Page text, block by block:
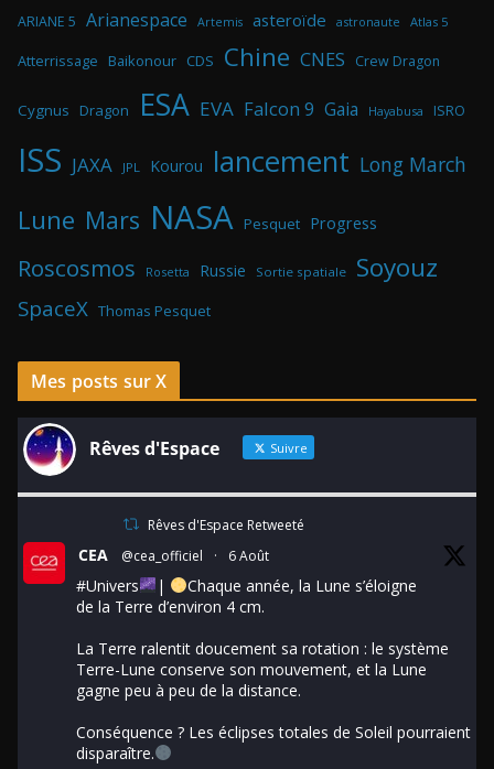
ARIANE 5 Arianespace Artemis asteroïde astronaute Atlas 5
Atterrissage Baikonour CDS Chine CNES Crew Dragon
Cygnus Dragon ESA EVA Falcon 9 Gaia Hayabusa ISRO
ISS JAXA JPL Kourou lancement Long March
Lune Mars NASA Pesquet Progress
Roscosmos Rosetta Russie Sortie spatiale Soyouz
SpaceX Thomas Pesquet
Mes posts sur X
Rêves d'Espace Suivre
Rêves d'Espace Retweeté
CEA @cea_officiel · 6 Août
#Univers |
Chaque année, la Lune s’éloigne
de la Terre d’environ 4 cm.
La Terre ralentit doucement sa rotation : le système
Terre-Lune conserve son mouvement, et la Lune
gagne peu à peu de la distance.
Conséquence ? Les éclipses totales de Soleil pourraient
disparaître.